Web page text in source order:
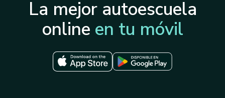
La mejor autoescuela
online en tu móvil